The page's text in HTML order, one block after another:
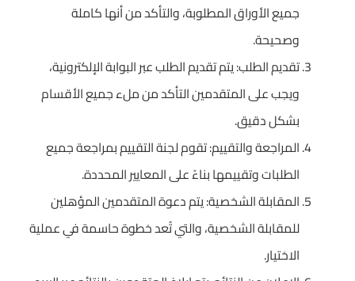
جميع الأوراق المطلوبة، والتأكد من أنها كاملة
وصحيحة.
تقديم الطلب: يتم تقديم الطلب عبر البوابة الإلكترونية،
ويجب على المتقدمين التأكد من ملء جميع الأقسام
بشكل دقيق.
المراجعة والتقييم: تقوم لجنة التقييم بمراجعة جميع
الطلبات وتقييمها بناءً على المعايير المحددة.
المقابلة الشخصية: يتم دعوة المتقدمين المؤهلين
للمقابلة الشخصية، والتي تُعد خطوة حاسمة في عملية
الاختيار.